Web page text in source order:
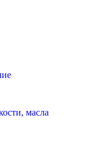
масла